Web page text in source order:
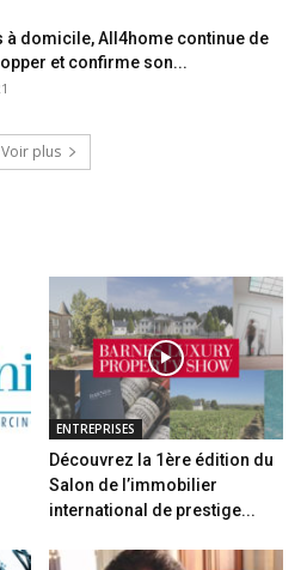
à domicile, All4home continue de
et confirme son...
Voir plus
ENTREPRISES
Découvrez la 1ère édition du
Salon de l’immobilier
international de prestige...